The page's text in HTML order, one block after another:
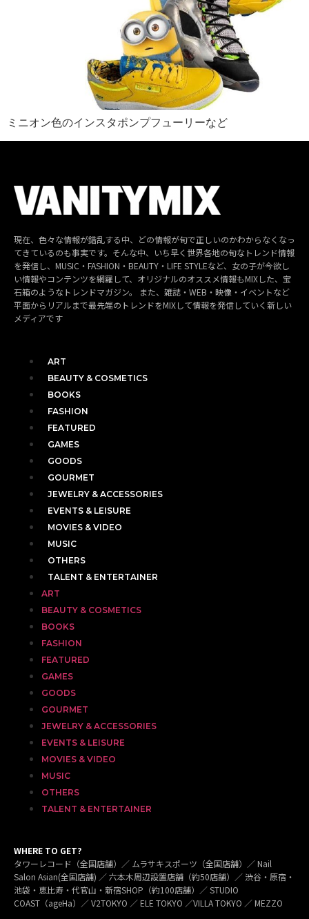
ミニオン色のインスタポンプフューリーなど
現在、色々な情報が錯乱する中、どの情報が旬で正しいのかわからなくなっ
てきているのも事実です。そんな中、いち早く世界各地の旬なトレンド情報
を発信し、MUSIC・FASHION・BEAUTY・LIFE STYLEなど、女の子が今欲し
い情報やコンテンツを網羅して、オリジナルのオススメ情報もMIXした、宝
石箱のようなトレンドマガジン。 また、雑誌・WEB・映像・イベントなど
平面からリアルまで最先端のトレンドをMIXして情報を発信していく新しい
メディアです
ART
BEAUTY & COSMETICS
BOOKS
FASHION
FEATURED
GAMES
GOODS
GOURMET
JEWELRY & ACCESSORIES
EVENTS & LEISURE
MOVIES & VIDEO
MUSIC
OTHERS
TALENT & ENTERTAINER
ART
BEAUTY & COSMETICS
BOOKS
FASHION
FEATURED
GAMES
GOODS
GOURMET
JEWELRY & ACCESSORIES
EVENTS & LEISURE
MOVIES & VIDEO
MUSIC
OTHERS
TALENT & ENTERTAINER
WHERE TO GET?
タワーレコード（全国店舗）／ ムラサキスポーツ（全国店舗）／ Nail
Salon Asian(全国店舗) ／ 六本木周辺設置店舗（約50店舗）／ 渋谷・原宿・
池袋・恵比寿・代官山・新宿SHOP（約100店舗）／ STUDIO
COAST（ageHa）／ V2TOKYO ／ ELE TOKYO ／VILLA TOKYO ／ MEZZO